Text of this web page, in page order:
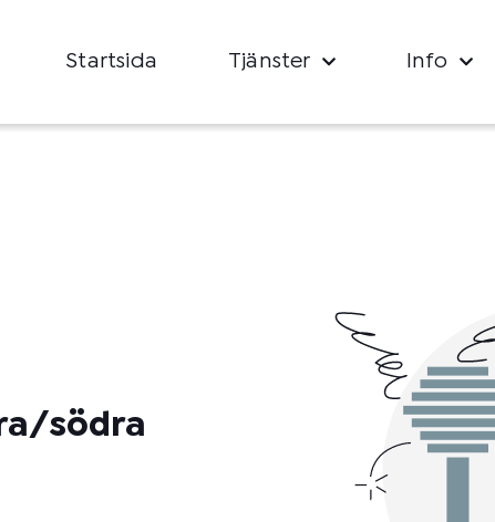
Startsida Tjänster Info
södra